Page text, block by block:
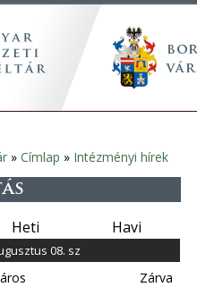
» Címlap » Intézményi hírek
Heti Havi
08. sz
Zárva